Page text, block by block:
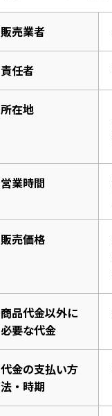
販売業者
責任者
所在地
営業時間
販売価格
商品代金以外に
必要な代金
代金の支払い方
法・時期